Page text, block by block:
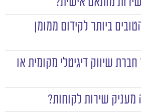
ביותר לקידום ממומן
שיווק דיגיטלי מקומית או
שירות לקוחות?